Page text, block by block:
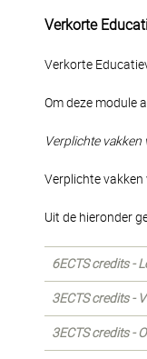
Verkorte
Verkorte
Om deze module
Verplichte vakken
Verplichte vakken
Uit de hieronder
6ECTS credits -
3ECTS credits -
3ECTS credits -